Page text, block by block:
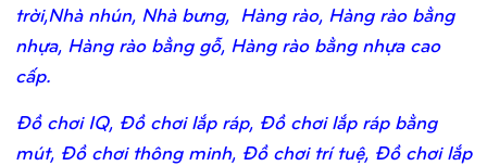
trời,Nhà nhún, Nhà bưng, Hàng rào, Hàng rào bằng
nhựa, Hàng rào bằng gỗ, Hàng rào bằng nhựa cao
cấp.
Đồ chơi IQ, Đồ chơi lắp ráp, Đồ chơi lắp ráp bằng
mút, Đồ chơi thông minh, Đồ chơi trí tuệ, Đồ chơi lắp